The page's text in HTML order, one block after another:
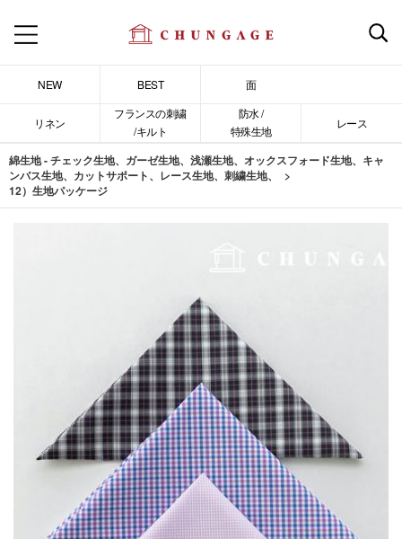
NEW BEST 面
リネン
フランスの刺繍
/キルト
防水 /
特殊生地
レース
綿生地 - チェック生地、ガーゼ生地、浅瀬生地、オックスフォード生地、キャ
ンバス生地、カットサポート、レース生地、刺繍生地、
12）生地パッケージ